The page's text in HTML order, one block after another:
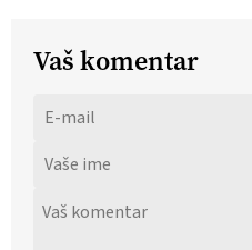
Vaš komentar